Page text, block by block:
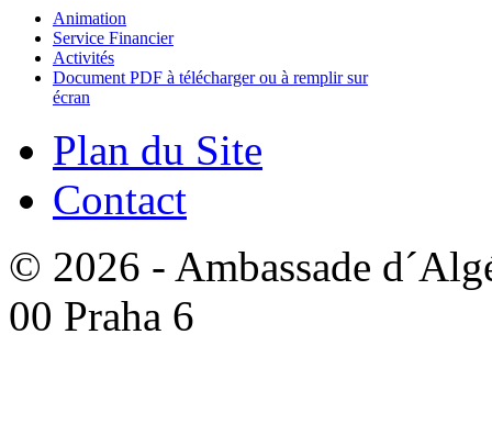
Animation
Service Financier
Activités
Document PDF à télécharger ou à remplir sur
écran
Plan du Site
Contact
© 2026 - Ambassade
00 Praha 6